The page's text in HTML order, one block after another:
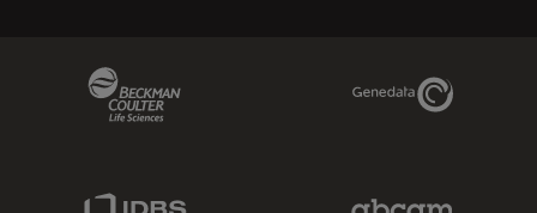
Genedata Link